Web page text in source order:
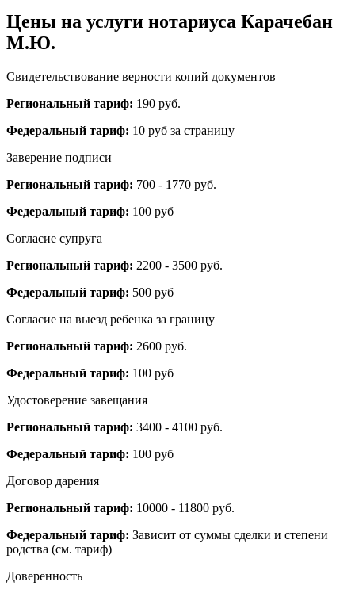
Цены на услуги нотариуса Карачебан
М.Ю.
Свидетельствование верности копий документов
Региональный тариф: 190 руб.
Федеральный тариф: 10 руб за страницу
Заверение подписи
Региональный тариф: 700 - 1770 руб.
Федеральный тариф: 100 руб
Согласие супруга
Региональный тариф: 2200 - 3500 руб.
Федеральный тариф: 500 руб
Согласие на выезд ребенка за границу
Региональный тариф: 2600 руб.
Федеральный тариф: 100 руб
Удостоверение завещания
Региональный тариф: 3400 - 4100 руб.
Федеральный тариф: 100 руб
Договор дарения
Региональный тариф: 10000 - 11800 руб.
Федеральный тариф: Зависит от суммы сделки и степени
родства (см. тариф)
Доверенность